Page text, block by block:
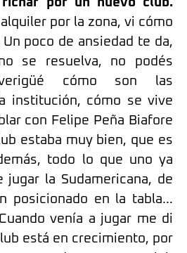
por la zona, vi cómo
poco de ansiedad te da,
se resuelva, no podés
cómo son las
institución, cómo se vive
con Felipe Peña Biafore
estaba muy bien, que es
todo lo que uno ya
jugar la Sudamericana, de
posicionado en la tabla…
venía a jugar me di
está en crecimiento, por